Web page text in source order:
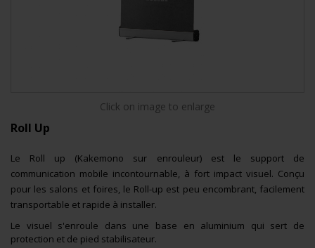
Click on image to enlarge
Roll Up
Le Roll up (Kakemono sur enrouleur) est le support de
communication mobile incontournable, à fort impact visuel. Conçu
pour les salons et foires, le Roll-up est peu encombrant, facilement
transportable et rapide à installer.
Le visuel s'enroule dans une base en aluminium qui sert de
protection et de pied stabilisateur.